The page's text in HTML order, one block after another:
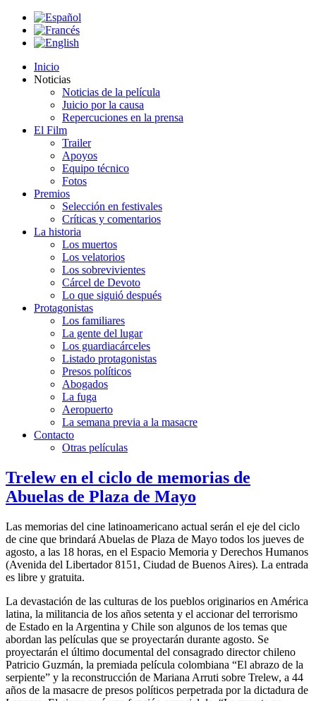
Inicio
Noticias
Noticias de la película
Juicio por la causa
Repercuciones en la prensa
El Film
Trailer
Apoyos
Equipo técnico
Fotos
Premios
Selección en festivales
Críticas y comentarios
La historia
Los muertos
Los velatorios
Los sobrevivientes
Cárcel de Devoto
Lo que siguió después
Protagonistas
Los familiares
La gente del lugar
Los guardiacárceles
Listado protagonistas
Presos políticos
Abogados
La fuga
Aeropuerto
La semana previa a la masacre
Contacto
Otras películas
Trelew en el ciclo de memorias de
Abuelas de Plaza de Mayo
Las memorias del cine latinoamericano actual serán el eje del ciclo
de cine que brindará Abuelas de Plaza de Mayo todos los jueves de
agosto, a las 18 horas, en el Espacio Memoria y Derechos Humanos
(Avenida del Libertador 8151, Ciudad de Buenos Aires). La entrada
es libre y gratuita.
La devastación de las culturas de los pueblos originarios en América
latina, la militancia de los años setenta y el accionar del terrorismo
de Estado en la Argentina y Chile son algunos de los temas que
abordan las películas que se proyectarán durante agosto. Se
proyectarán el último documental del consagrado director chileno
Patricio Guzmán, la premiada película colombiana “El abrazo de la
serpiente” y la reconstrucción de Mariana Arruti sobre Trelew, a 44
años de la masacre de presos políticos perpetrada por la dictadura de